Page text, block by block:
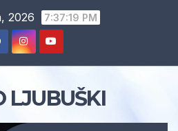
2026 7:37:20 PM
LJUBUŠKI